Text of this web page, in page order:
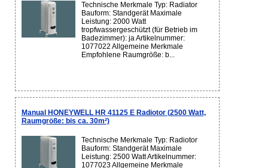
Technische Merkmale Typ: Radiator
Bauform: Standgerät Maximale
Leistung: 2000 Watt
tropfwassergeschützt (für Betrieb im
Badezimmer): ja Artikelnummer:
1077022 Allgemeine Merkmale
Empfohlene Raumgröße: b...
Manual HONEYWELL HR 41125 E Radiotor (2500 Watt,
Raumgröße: bis ca. 30m²)
Technische Merkmale Typ: Radiotor
Bauform: Standgerät Maximale
Leistung: 2500 Watt Artikelnummer:
1077023 Allgemeine Merkmale